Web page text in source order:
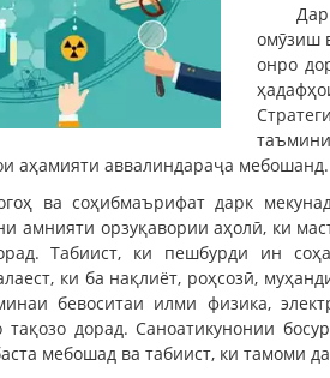
омӯзиш
онро
аҳамияти аввалиндараҷа мебошанд.
ва соҳибмаърифат дарк
амнияти орзуқавории аҳолӣ, ки
Табиист, ки пешбурди ин
ки ба нақлиёт, роҳсозӣ,
бевоситаи илми физика,
дорад. Саноатикунонии
мебошад ва табиист, ки тамоми